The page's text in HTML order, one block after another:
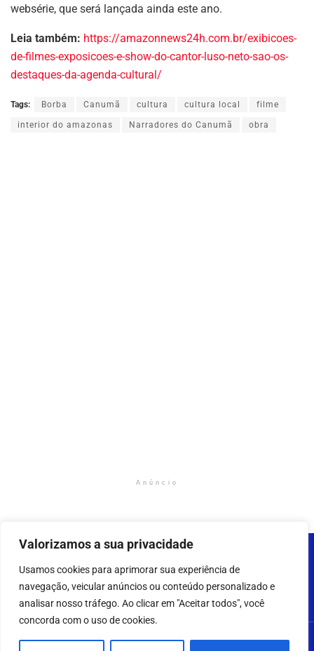
Valorizamos a sua privacidade
Usamos cookies para aprimorar sua experiência de
navegação, veicular anúncios ou conteúdo personalizado e
analisar nosso tráfego. Ao clicar em "Aceitar todos", você
concorda com o uso de cookies.
websérie, que será lançada ainda este ano.
Leia também: https://amazonnews24h.com.br/exibicoes-
de-filmes-exposicoes-e-show-do-cantor-luso-neto-sao-os-
destaques-da-agenda-cultural/
Tags: Borba Canumã cultura cultura local filme
interior do amazonas Narradores do Canumã obra
Anúncio